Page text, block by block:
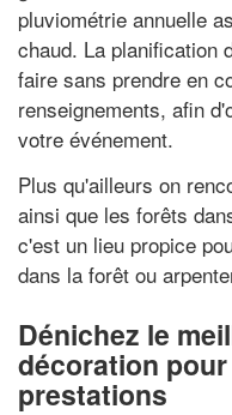
pluviométrie annuelle
chaud. La planification
faire sans prendre en
renseignements, afin
votre événement.
Plus qu'ailleurs on
ainsi que les forêts
c'est un lieu propice
dans la forêt ou
Dénichez le
décoration
prestations